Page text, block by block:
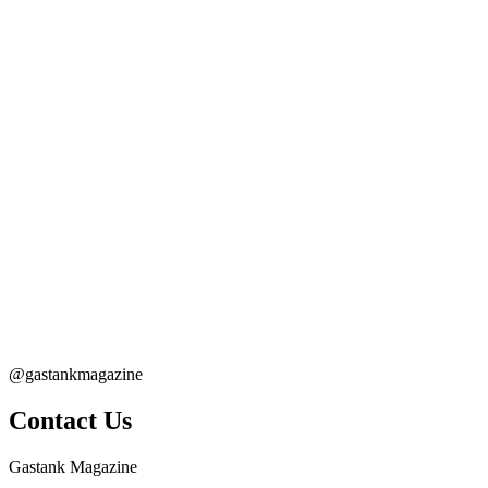
@gastankmagazine
Contact Us
Gastank Magazine